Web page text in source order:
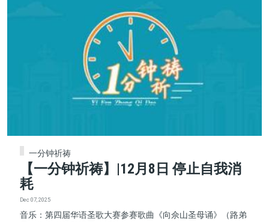
一分钟祈祷
【一分钟祈祷】|12月8日 停止自我消
耗
Dec 07, 2025
音乐：第四届华语圣歌大赛参赛歌曲《向佘山圣母诵》（路弟